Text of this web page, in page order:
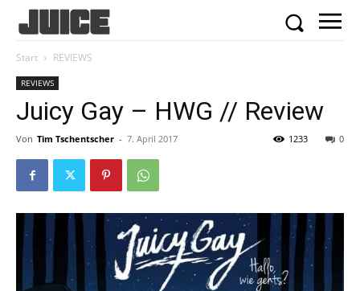
Start REVIEWS
REVIEWS
Juicy Gay – HWG // Review
Von Tim Tschentscher - 7. April 2017 0
1233